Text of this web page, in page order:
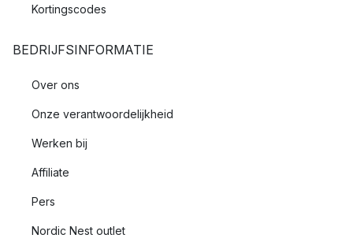
Kortingscodes
BEDRIJFSINFORMATIE
Over ons
Onze verantwoordelijkheid
Werken bij
Affiliate
Pers
Nordic Nest outlet